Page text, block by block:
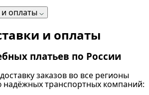
и оплаты
и оплаты
платьев по России
заказов во все регионы
транспортных компаний: